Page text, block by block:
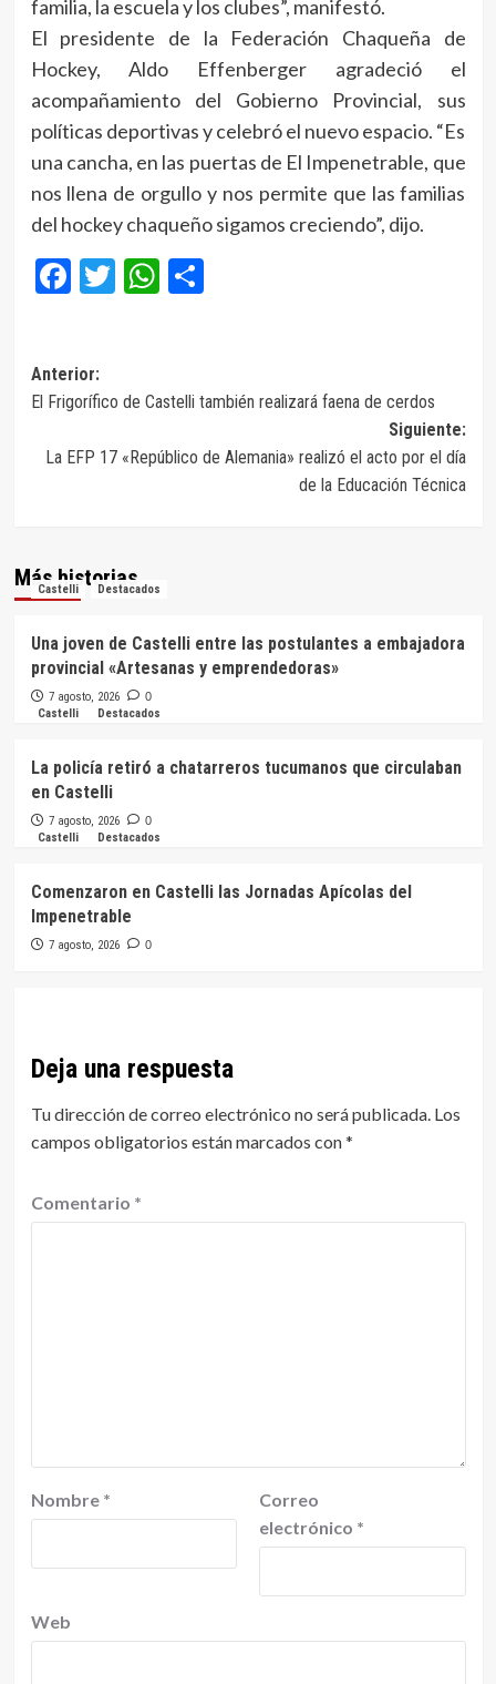
familia, la escuela y los clubes”, manifestó.
El presidente de la Federación Chaqueña de
Hockey, Aldo Effenberger agradeció el
acompañamiento del Gobierno Provincial, sus
políticas deportivas y celebró el nuevo espacio. “Es
una cancha, en las puertas de El Impenetrable, que
nos llena de orgullo y nos permite que las familias
del hockey chaqueño sigamos creciendo”, dijo.
Facebook
Twitter
WhatsApp
Compartir
Navegación
de
entradas
Anterior:
El Frigorífico de Castelli también realizará faena de cerdos
Siguiente:
La EFP 17 «Repúblico de Alemania» realizó el acto por el día
de la Educación Técnica
Más historias
Castelli Destacados
Una joven de Castelli entre las postulantes a embajadora
provincial «Artesanas y emprendedoras»
7 agosto, 2026 0
Castelli Destacados
La policía retiró a chatarreros tucumanos que circulaban
en Castelli
7 agosto, 2026 0
Castelli Destacados
Comenzaron en Castelli las Jornadas Apícolas del
Impenetrable
7 agosto, 2026 0
Deja una respuesta
Tu dirección de correo electrónico no será publicada. Los
campos obligatorios están marcados con*
Comentario *
Nombre *
Correo
electrónico *
Web